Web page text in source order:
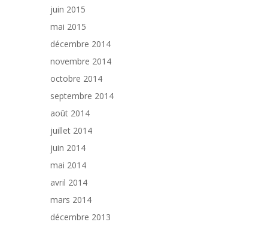
juin 2015
mai 2015
décembre 2014
novembre 2014
octobre 2014
septembre 2014
août 2014
juillet 2014
juin 2014
mai 2014
avril 2014
mars 2014
décembre 2013